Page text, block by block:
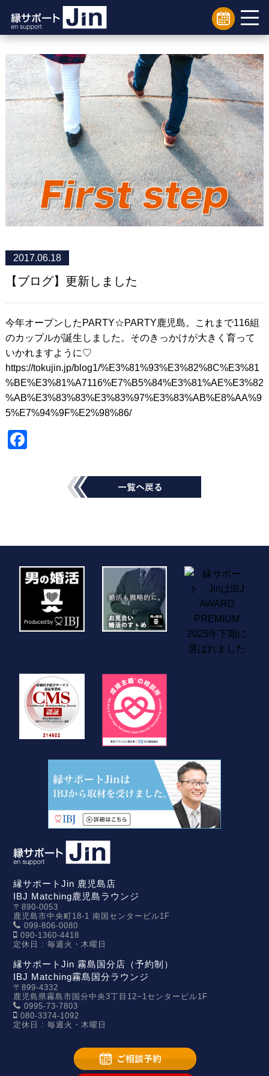
2017.06.18
【ブログ】更新しました
今年オープンしたPARTY☆PARTY鹿児島。これまで116組
のカップルが誕生しました。そのきっかけが大きく育って
いかれますように♡
https://tokujin.jp/blog1/%E3%81%93%E3%82%8C%E3%81
%BE%E3%81%A7116%E7%B5%84%E3%81%AE%E3%82
%AB%E3%83%83%E3%83%97%E3%83%AB%E8%AA%9
5%E7%94%9F%E2%98%86/
縁サポートJin 鹿児島店
IBJ Matching鹿児島ラウンジ
〒890-0053
鹿児島市中央町18-1 南国センタービル1F
099-806-0080
090-1360-4418
定休日 : 毎週火・木曜日
縁サポートJin 霧島国分店（予約制）
IBJ Matching霧島国分ラウンジ
〒899-4332
鹿児島県霧島市国分中央3丁目12−1センタービル1F
0995-73-7803
080-3374-1092
定休日 : 毎週火・木曜日